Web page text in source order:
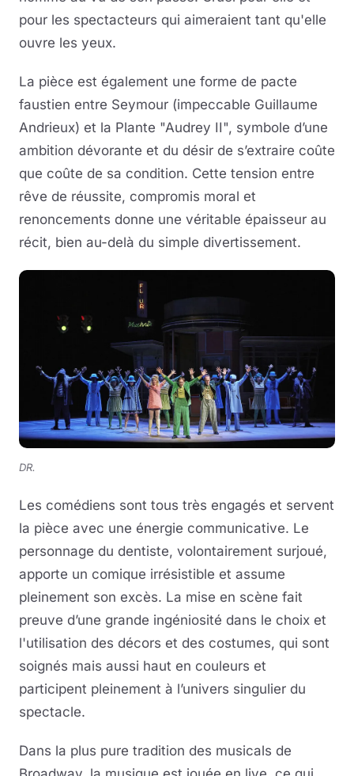
pour les spectacteurs qui aimeraient tant qu'elle
ouvre les yeux.
La pièce est également une forme de pacte
faustien entre Seymour (impeccable Guillaume
Andrieux) et la Plante "Audrey II", symbole d’une
ambition dévorante et du désir de s’extraire coûte
que coûte de sa condition. Cette tension entre
rêve de réussite, compromis moral et
renoncements donne une véritable épaisseur au
récit, bien au-delà du simple divertissement.
DR.
Les comédiens sont tous très engagés et servent
la pièce avec une énergie communicative. Le
personnage du dentiste, volontairement surjoué,
apporte un comique irrésistible et assume
pleinement son excès. La mise en scène fait
preuve d’une grande ingéniosité dans le choix et
l'utilisation des décors et des costumes, qui sont
soignés mais aussi haut en couleurs et
participent pleinement à l’univers singulier du
spectacle.
Dans la plus pure tradition des musicals de